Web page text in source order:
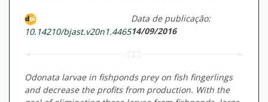
10.14210/bjast.v20n1.4465
Data de publicação:
14/09/2016
Odonata larvae in fishponds prey on fish fingerlings
and decrease the profits from production. With the